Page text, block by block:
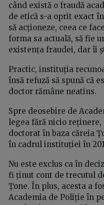
când există o fraudă
de etică s-a oprit exact
să acționeze, ceea ce
forma sa actuală, să fie
existența fraudei, dar îi
Practic, instituția
însă refuză să spună că
doctor rămâne neatins.
Spre deosebire de
legea fără nicio
doctorat în baza căreia
în cadrul instituției în
Nu este exclus ca în
fi ținut cont de trecutul
Țone. În plus, acesta a
Academia de Poliție în